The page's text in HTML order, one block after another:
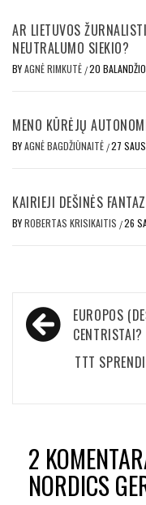
AR LIETUVOS
NEUTRALUMO SIEKIO?
BYAGNĖ RIMKUTĖ /20
MENO KŪRĖJŲ
BYAGNĖ BAGDŽIŪNAITĖ /27
KAIRIEJI DEŠINĖS
BYROBERTAS KRISIKAITIS /26
Navigacija
tarp
EUROPOS
CENTRISTAI?
TTT
2
NORDICS